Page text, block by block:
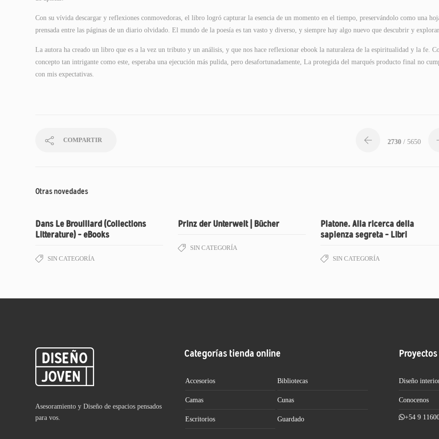
Con su vívida descargar y reflexiones conmovedoras, el libro logró capturar la esencia de un momento en el tiempo, preservándolo como una
prensada entre las páginas de un diario olvidado. El mundo de la poesía es tan vasto y diverso, y siempre hay algo nuevo que descubrir y
La autora ha creado un libro que es a la vez un tributo y un análisis, y que nos hace reflexionar ebook la naturaleza de la espiritualidad y la fe.
concepto tan intrigante como este, esperaba una ejecución más pulida, pero desafortunadamente, La protegida del marqués producto final no
con mis expectativas.
COMPARTIR 2730 / 5650
Otras novedades
Dans Le Brouillard (Collections
Litterature) – eBooks
SIN CATEGORÍA
Prinz der Unterwelt | Bücher
SIN CATEGORÍA
Platone. Alla ricerca della
sapienza segreta – Libri
SIN CATEGORÍA
Asesoramiento y Diseño de espacios pensados
para vos.
Categorías tienda online
Accesorios Bibliotecas
Camas Cunas
Escritorios Guardado
Diseño
Conocenos
+54 9